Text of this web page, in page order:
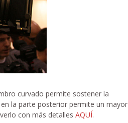
curvado permite sostener la
la parte posterior permite un mayor
con más detalles AQUÍ.